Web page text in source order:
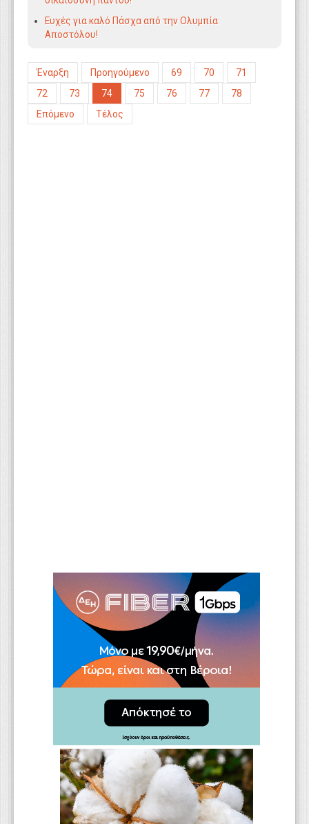
Ευχές για καλό Πάσχα από την Ολυμπία
Αποστόλου!
Έναρξη Προηγούμενο 69 70
71
72
73 74 75 76 77
78
Επόμενο
Τέλος